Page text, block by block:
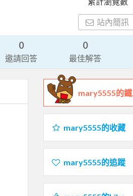
站內簡訊
0
邀請回答
0
最佳解答
mary5555的
mary5555的收藏
mary5555的追蹤